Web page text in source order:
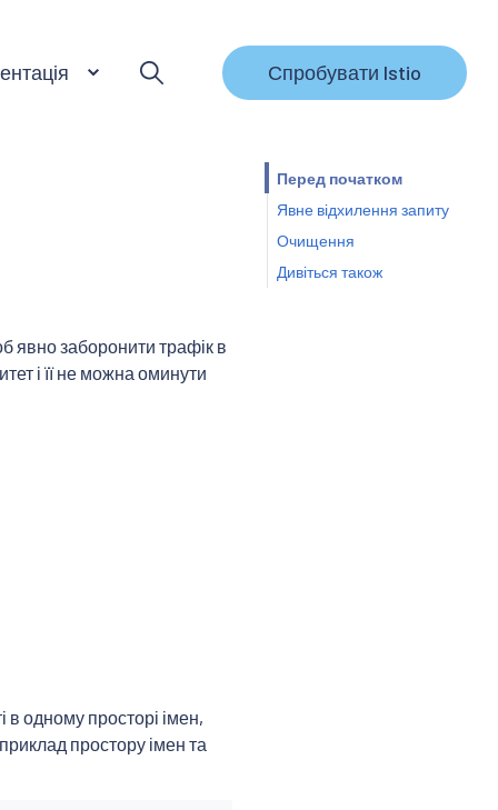
Спробувати Istio
явно заборонити трафік в
і її не можна оминути
в одному просторі імен,
простору імен та
Перед початком
Явне відхилення запиту
Очищення
Дивіться також